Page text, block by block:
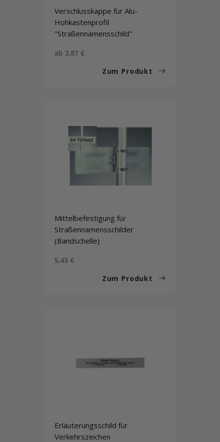
Verschlusskappe für Alu-
Hohkastenprofil
"Straßennamensschild"
Sonderpreis
ab 3,87 €
Zum Produkt
Mittelbefestigung für
Straßennamensschilder
(Bandschelle)
Sonderpreis
5,45 €
Zum Produkt
Erläuterungsschild für
Verkehrszeichen